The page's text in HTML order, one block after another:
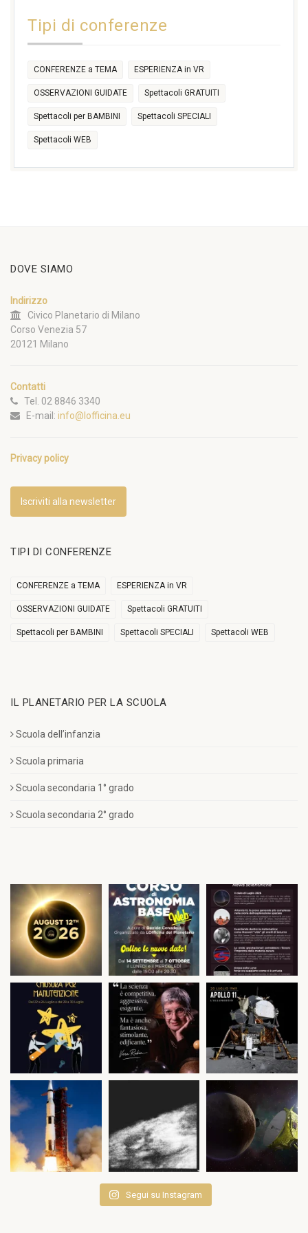
17:30
Tipi di conferenze
CONFERENZE a TEMA ESPERIENZA in VR
OSSERVAZIONI GUIDATE Spettacoli GRATUITI
Spettacoli per BAMBINI Spettacoli SPECIALI
Spettacoli WEB
DOVE SIAMO
Indirizzo
Civico Planetario di Milano
Corso Venezia 57
20121 Milano
Contatti
Tel. 02 8846 3340
E-mail: info@lofficina.eu
Privacy policy
Iscriviti alla newsletter
TIPI DI CONFERENZE
CONFERENZE a TEMA ESPERIENZA in VR
OSSERVAZIONI GUIDATE Spettacoli GRATUITI
Spettacoli per BAMBINI Spettacoli SPECIALI Spettacoli WEB
IL PLANETARIO PER LA SCUOLA
Scuola dell’infanzia
Scuola primaria
Scuola secondaria 1° grado
Scuola secondaria 2° grado
Segui su Instagram